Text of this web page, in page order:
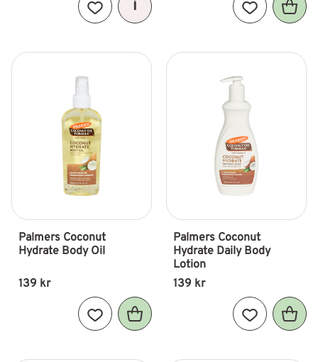
Lägg till i favoriter Lägg till i
Palmers Coconut
Hydrate Body Oil
139 kr
Lägg till i favoriter
Palmers Coconut
Hydrate Daily Body
Lotion
139 kr
Lägg till i